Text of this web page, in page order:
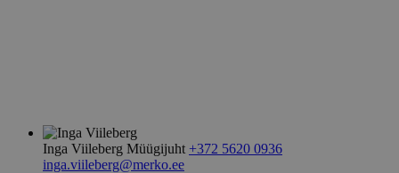
Inga Viileberg Müügijuht +372 5620 0936
inga.viileberg@merko.ee